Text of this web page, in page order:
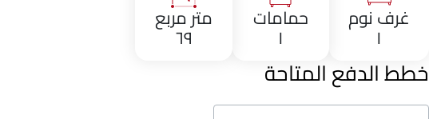
غرف نوم
١
حمامات
١
متر مربع
٦٩
خطط الدفع المتاحة